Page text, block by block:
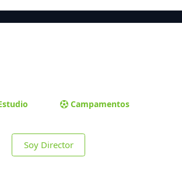
Campamentos
Soy Director